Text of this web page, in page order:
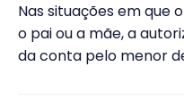
Nas situações em que
o pai ou a mãe, a
da conta pelo menor